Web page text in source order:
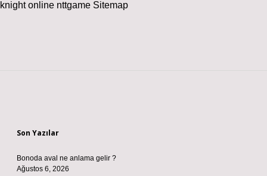
knight online nttgame Sitemap
Son Yazılar
Bonoda aval ne anlama gelir ?
Ağustos 6, 2026